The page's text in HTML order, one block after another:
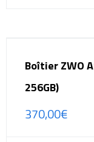
Boîtier ZWO
256GB)
370,00€